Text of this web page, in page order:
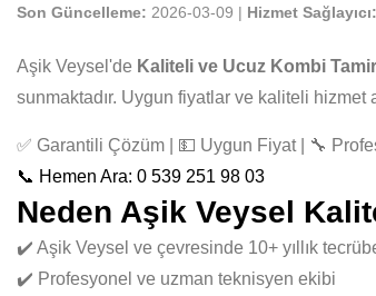
Son Güncelleme: 2026-03-09 | Hizmet Sağlayıcı:
Aşik Veysel'de Kaliteli ve Ucuz Kombi
sunmaktadır. Uygun fiyatlar ve kaliteli hizmet
✅ Garantili Çözüm | 💵 Uygun Fiyat | 🔧
📞 Hemen Ara: 0 539 251 98 03
Neden Aşik Veysel
✔️ Aşik Veysel ve çevresinde 10+ yıllık
✔️ Profesyonel ve uzman teknisyen ekibi